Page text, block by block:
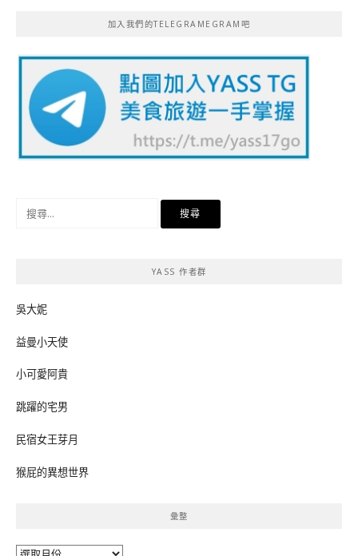
加入我們的TELEGRAMEGRAM吧
YASS 作者群
吳大妮
益曼小天使
小可愛阿貴
跳躍的宅男
民宿女王芽月
猴屁的異想世界
彙整
彙